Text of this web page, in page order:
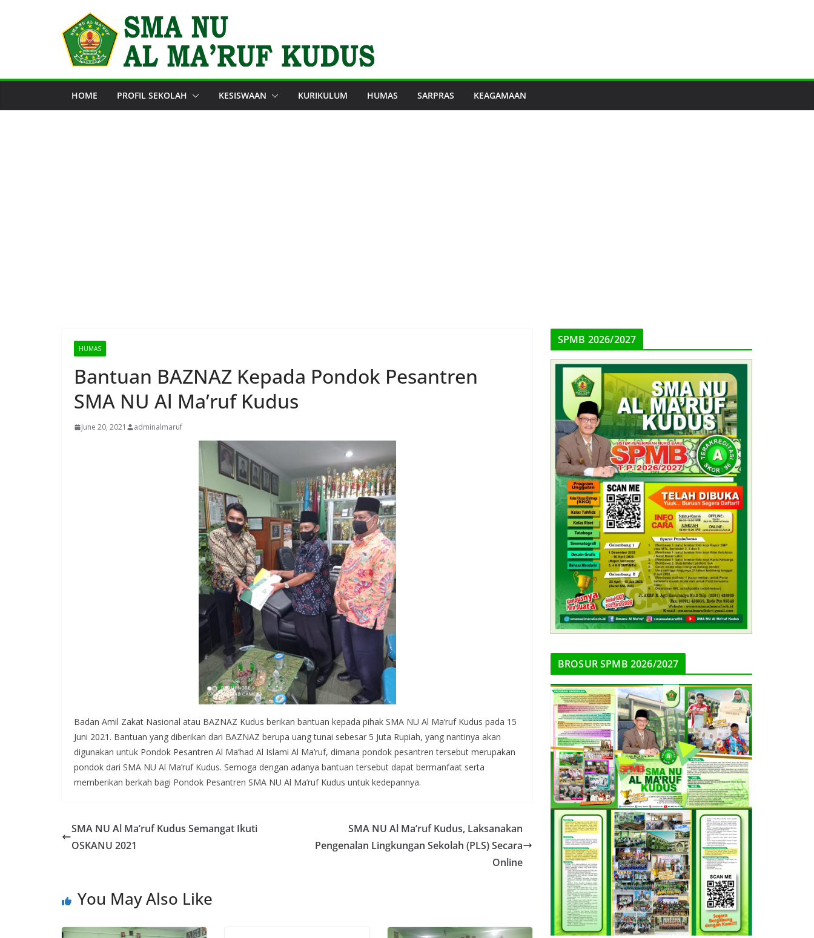
HOME PROFIL SEKOLAH KESISWAAN KURIKULUM HUMAS SARPRAS KEAGAMAAN
HUMAS
Bantuan BAZNAZ Kepada Pondok Pesantren
SMA NU Al Ma’ruf Kudus
June 20, 2021 adminalmaruf
Badan Amil Zakat Nasional atau BAZNAZ Kudus berikan bantuan kepada pihak SMA NU Al Ma’ruf Kudus pada 15
Juni 2021. Bantuan yang diberikan dari BAZNAZ berupa uang tunai sebesar 5 Juta Rupiah, yang nantinya akan
digunakan untuk Pondok Pesantren Al Ma’had Al Islami Al Ma’ruf, dimana pondok pesantren tersebut merupakan
pondok dari SMA NU Al Ma’ruf Kudus. Semoga dengan adanya bantuan tersebut dapat bermanfaat serta
memberikan berkah bagi Pondok Pesantren SMA NU Al Ma’ruf Kudus untuk kedepannya.
SMA NU Al Ma’ruf Kudus Semangat Ikuti
OSKANU 2021
SMA NU Al Ma’ruf Kudus, Laksanakan
Pengenalan Lingkungan Sekolah (PLS) Secara
Online
You May Also Like
SPMB 2026/2027
BROSUR SPMB 2026/2027